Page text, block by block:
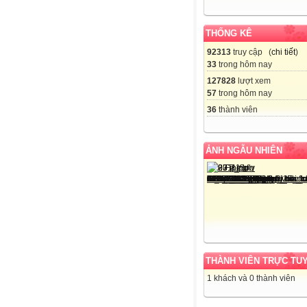
THỐNG KÊ
92313 truy cập (chi tiết)
33 trong hôm nay
127828 lượt xem
57 trong hôm nay
36 thành viên
ẢNH NGẪU NHIÊN
THÀNH VIÊN TRỰC
1 khách và 0 thành viên